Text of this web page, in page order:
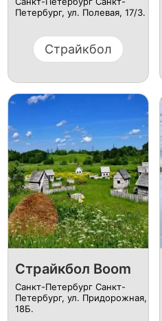
Петербург, ул. ​Полевая, 17/3.
Страйкбол
Страйкбол Boom
Санкт-Петербург Санкт-
Петербург, ул. ​Придорожная,
18Б.